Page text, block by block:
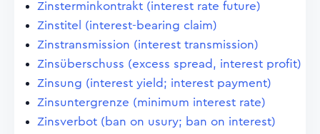
Zinsterminkontrakt (interest rate future)
Zinstitel (interest-bearing claim)
Zinstransmission (interest transmission)
Zinsüberschuss (excess spread, interest profit)
Zinsung (interest yield; interest payment)
Zinsuntergrenze (minimum interest rate)
Zinsverbot (ban on usury; ban on interest)